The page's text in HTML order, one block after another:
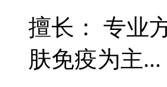
擅长： 专业
肤免疫为主...